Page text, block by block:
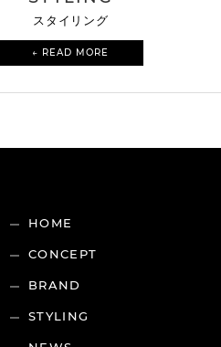
スタイリング
← READ MORE
HOME
CONCEPT
BRAND
STYLING